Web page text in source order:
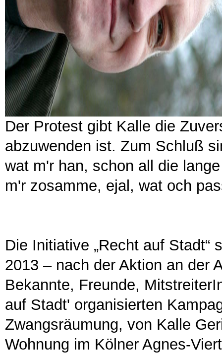
Der Protest gibt Kalle die
abzuwenden ist. Zum Schluß
wat m'r han, schon all die
m'r zosamme, ejal, wat och
Die Initiative „Recht auf Stadt“
2013 – nach der Aktion an der
Bekannte, Freunde,
auf Stadt' organisierten
Zwangsräumung, von Kalle
Wohnung im Kölner Agnes-